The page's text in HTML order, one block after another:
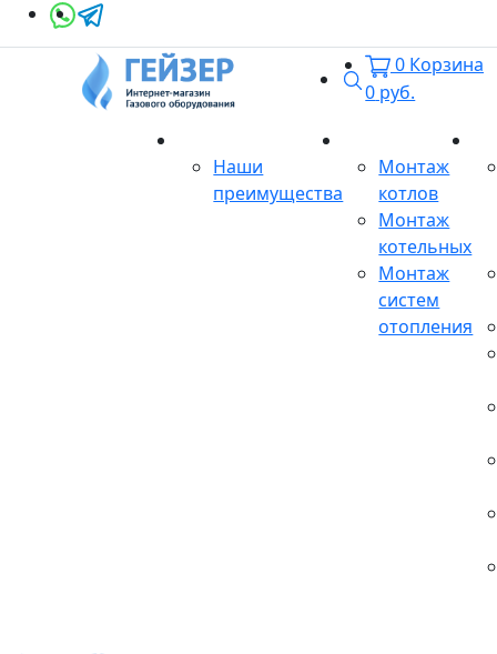
Поиск
0 Корзина
0 руб.
Наши
преимущества
Монтаж
котлов
Монтаж
котельных
Монтаж
систем
отопления